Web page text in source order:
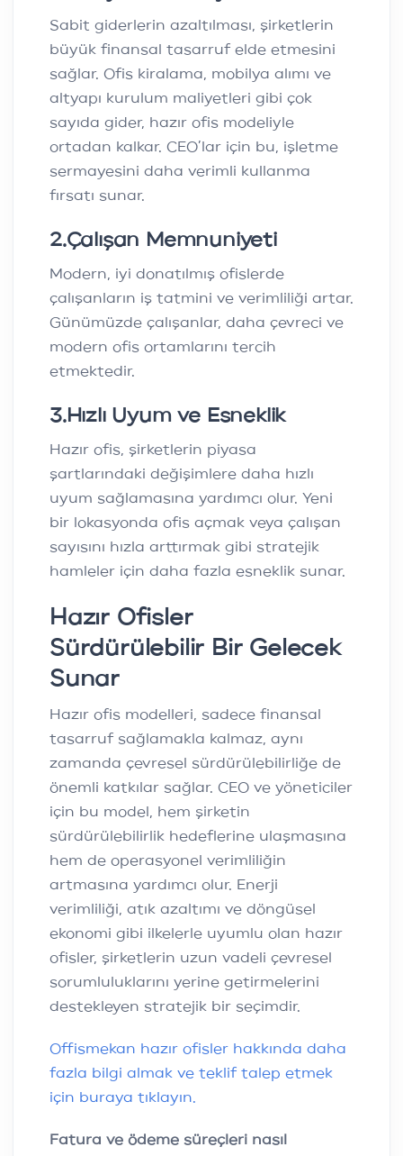
Sabit giderlerin azaltılması, şirketlerin
büyük finansal tasarruf elde etmesini
sağlar. Ofis kiralama, mobilya alımı ve
altyapı kurulum maliyetleri gibi çok
sayıda gider, hazır ofis modeliyle
ortadan kalkar. CEO’lar için bu, işletme
sermayesini daha verimli kullanma
fırsatı sunar.
2.Çalışan Memnuniyeti
Modern, iyi donatılmış ofislerde
çalışanların iş tatmini ve verimliliği artar.
Günümüzde çalışanlar, daha çevreci ve
modern ofis ortamlarını tercih
etmektedir.
3.Hızlı Uyum ve Esneklik
Hazır ofis, şirketlerin piyasa
şartlarındaki değişimlere daha hızlı
uyum sağlamasına yardımcı olur. Yeni
bir lokasyonda ofis açmak veya çalışan
sayısını hızla arttırmak gibi stratejik
hamleler için daha fazla esneklik sunar.
Hazır Ofisler
Sürdürülebilir Bir Gelecek
Sunar
Hazır ofis modelleri, sadece finansal
tasarruf sağlamakla kalmaz, aynı
zamanda çevresel sürdürülebilirliğe de
önemli katkılar sağlar. CEO ve yöneticiler
için bu model, hem şirketin
sürdürülebilirlik hedeflerine ulaşmasına
hem de operasyonel verimliliğin
artmasına yardımcı olur. Enerji
verimliliği, atık azaltımı ve döngüsel
ekonomi gibi ilkelerle uyumlu olan hazır
ofisler, şirketlerin uzun vadeli çevresel
sorumluluklarını yerine getirmelerini
destekleyen stratejik bir seçimdir.
Offismekan hazır ofisler hakkında daha
fazla bilgi almak ve teklif talep etmek
için buraya tıklayın.
Fatura ve ödeme süreçleri nasıl